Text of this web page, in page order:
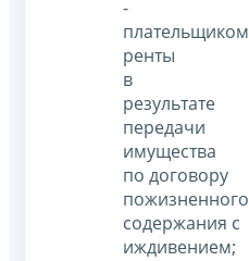
-
плательщиком
ренты
в
результате
передачи
имущества
по договору
пожизненного
содержания с
иждивением;